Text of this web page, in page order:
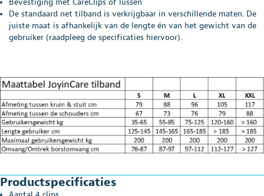
De standaard net tilband is verkrijgbaar in verschillende maten. De
juiste maat is afhankelijk van de lengte én van het gewicht van de
gebruiker (raadpleeg de specificaties hiervoor).
Productspecificaties